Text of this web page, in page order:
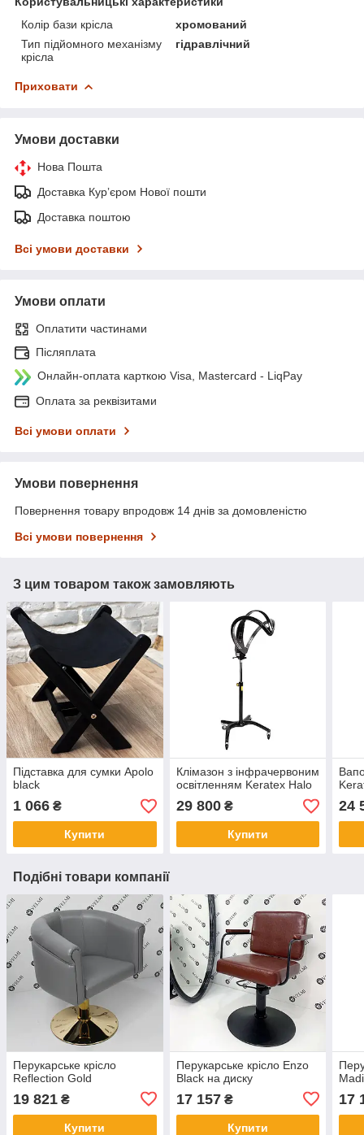
Колір бази крісла
хромований
Тип підйомного механізму
крісла
гідравлічний
Приховати
Умови доставки
Нова Пошта
Доставка Курʼєром Нової пошти
Доставка поштою
Всі умови доставки
Умови оплати
Оплатити частинами
Післяплата
Онлайн-оплата карткою Visa, Mastercard - LiqPay
Оплата за реквізитами
Всі умови оплати
Умови повернення
Повернення товару впродовж 14 днів за домовленістю
Всі умови повернення
З цим товаром також замовляють
Підставка для сумки Apolo
black
1 066 ₴
Купити
Клімазон з інфрачервоним
освітленням Keratex Halo
29 800₴
Купити
24
Подібні товари компанії
Перукарське крісло
Reflection Gold
19 821 ₴
Купити
Перукарське крісло Enzo
Black на диску
17 157₴
Купити
17